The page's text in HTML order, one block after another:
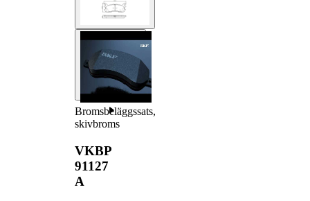
Bromsbeläggssats,
skivbroms
VKBP
91127
A